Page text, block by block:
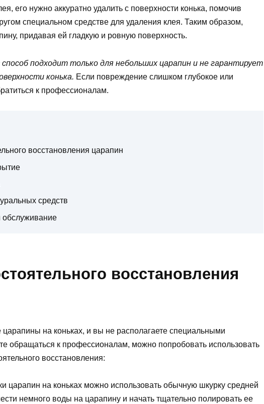
его нужно аккуратно удалить с поверхности конька, помочив
специальном средстве для удаления клея. Таким образом,
придавая ей гладкую и ровную поверхность.
подходит только для небольших царапин и не гарантирует
конька. Если повреждение слишком глубокое или
к профессионалам.
восстановления царапин
средств
восстановления
царапины на коньках, и вы не располагаете специальными
обращаться к профессионалам, можно попробовать использовать
восстановления:
царапин на коньках можно использовать обычную шкурку средней
немного воды на царапину и начать тщательно полировать ее